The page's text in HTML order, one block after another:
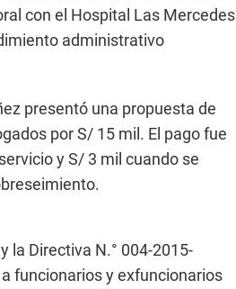
con el Hospital Las Mercedes
administrativo
presentó una propuesta de
por S/ 15 mil. El pago fue
y S/ 3 mil cuando se
la Directiva N.° 004-2015-
funcionarios y exfuncionarios